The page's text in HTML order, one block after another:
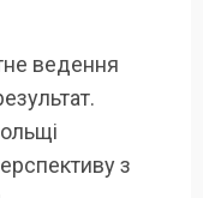
ведення
з